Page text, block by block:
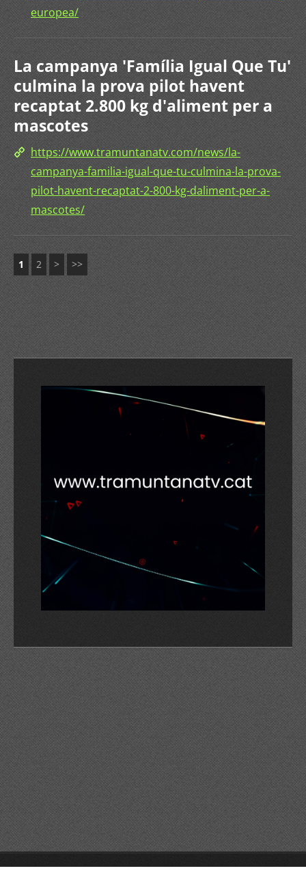
europea/
La campanya 'Família Igual Que Tu'
culmina la prova pilot havent
recaptat 2.800 kg d'aliment per a
mascotes
https://www.tramuntanatv.com/news/la-
campanya-familia-igual-que-tu-culmina-la-prova-
pilot-havent-recaptat-2-800-kg-daliment-per-a-
mascotes/
1 2 > >>